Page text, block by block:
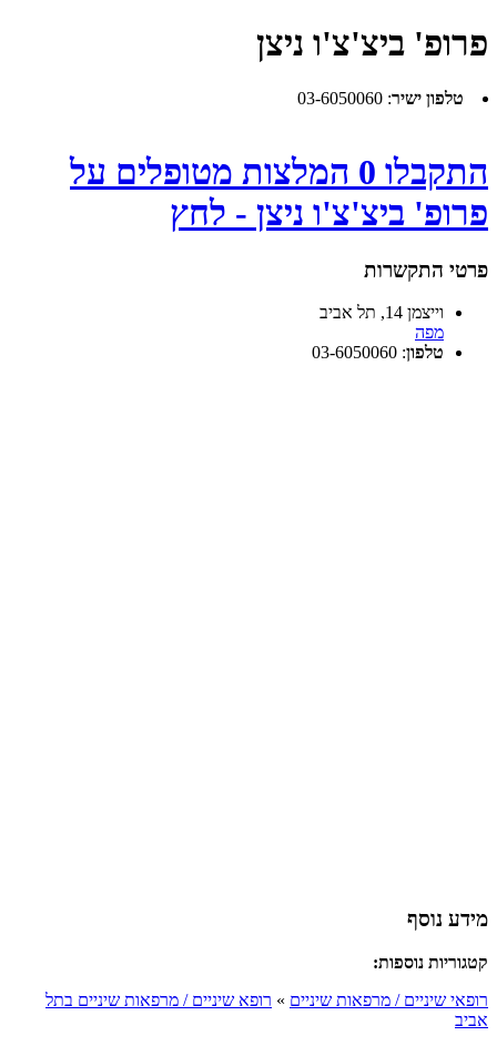
פרופ' ביצ'צ'ו ניצן
טלפון ישיר:
03-6050060
התקבלו 0 המלצות מטופלים על
פרופ' ביצ'צ'ו ניצן - לחץ
פרטי התקשרות
וייצמן 14, תל אביב
מפה
טלפון:
03-6050060
מידע נוסף
קטגוריות נוספות:
רופאי שיניים / מרפאות שיניים » רופא שיניים / מרפאות שיניים בתל
אביב